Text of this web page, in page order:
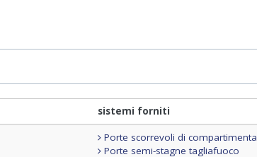
sistemi forniti
Porte scorrevoli di
Porte semi-stagne tagliafuoco